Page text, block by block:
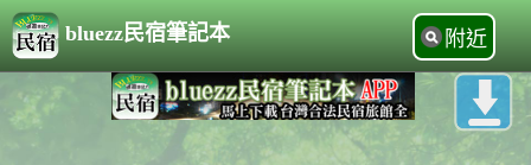
bluezz民宿筆記本 附近